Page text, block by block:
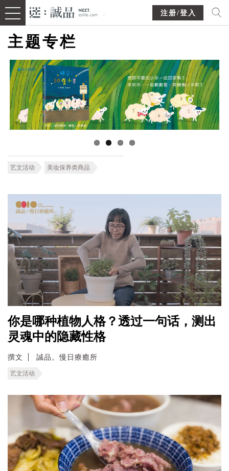
注册/登入
主题专栏
艺文活动 美妆保养类商品
你是哪种植物人格？透过一句话，测出
灵魂中的隐藏性格
撰文 誠品。慢日療癒所
艺文活动